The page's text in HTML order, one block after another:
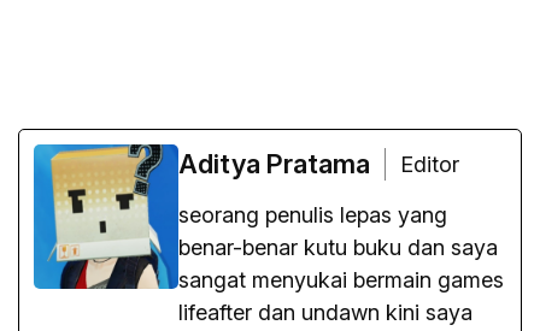
Aditya Pratama
Editor
seorang penulis lepas yang
benar-benar kutu buku dan saya
sangat menyukai bermain games
lifeafter dan undawn kini saya